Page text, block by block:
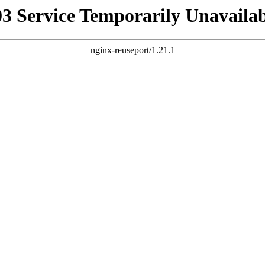
Service Temporarily
nginx-reuseport/1.21.1